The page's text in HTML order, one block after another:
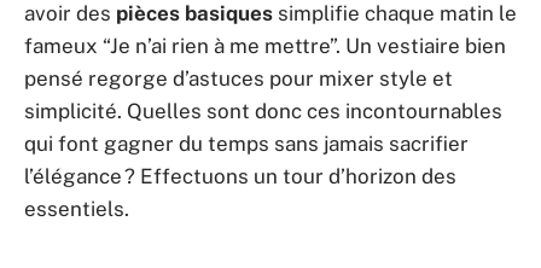
avoir des pièces basiques simplifie chaque matin le
fameux “Je n’ai rien à me mettre”. Un vestiaire bien
pensé regorge d’astuces pour mixer style et
simplicité. Quelles sont donc ces incontournables
qui font gagner du temps sans jamais sacrifier
l’élégance ? Effectuons un tour d’horizon des
essentiels.